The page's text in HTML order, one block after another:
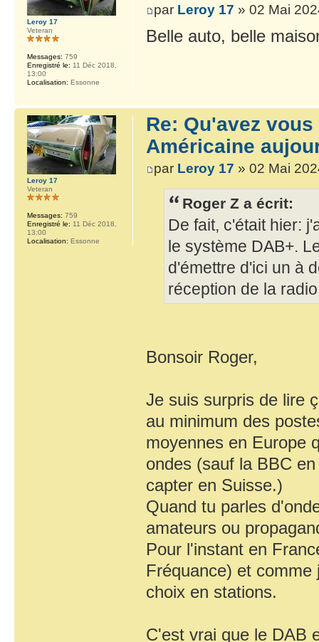
par Leroy 17 » 02 Mai
Belle auto, belle
Leroy 17
Veteran
Messages: 759
Enregistré le: 11 Déc 2018,
13:00
Localisation: Essonne
Re: Qu'avez
Américaine
par Leroy 17 » 02 Mai
Roger Z a écrit:
De fait, c'était hier:
le système DAB+.
d'émettre d'ici un à
réception de la
Bonsoir Roger,
Je suis surpris de lire
au minimum des
moyennes en Europe
ondes (sauf la BBC
capter en Suisse.)
Quand tu parles
amateurs ou
Pour l'instant en
Fréquance) et
choix en stations.
C'est vrai que le DAB
Leroy 17
Veteran
Messages: 759
Enregistré le: 11 Déc 2018,
13:00
Localisation: Essonne